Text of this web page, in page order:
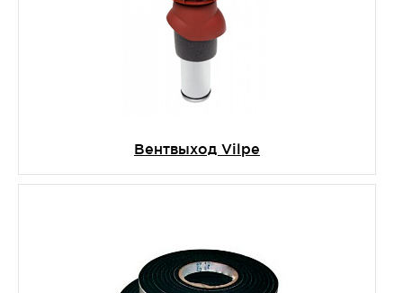
Вентвыход Vilpe